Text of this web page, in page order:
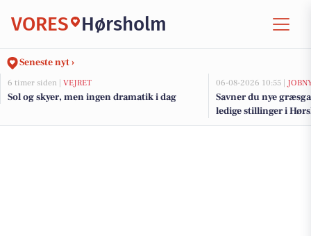
VORES Hørsholm
Seneste nyt ›
6 timer siden | VEJRET
Sol og skyer, men ingen dramatik i dag
06-08-2026 10:55 |
Savner du nye
ledige stillinger i